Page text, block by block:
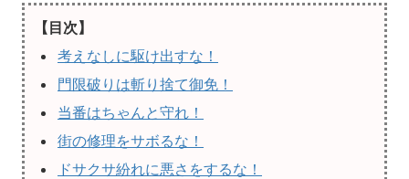
【目次】
考えなしに駆け出すな！
門限破りは斬り捨て御免！
当番はちゃんと守れ！
街の修理をサボるな！
ドサクサ紛れに悪さをするな！